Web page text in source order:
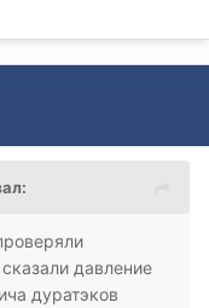
давление
дуратэков